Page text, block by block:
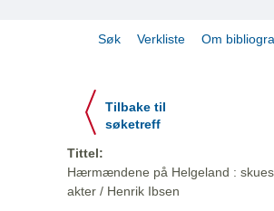
Søk Verkliste Om
Tilbake til
søketreff
Tittel:
Hærmændene på Helgeland :
akter / Henrik Ibsen